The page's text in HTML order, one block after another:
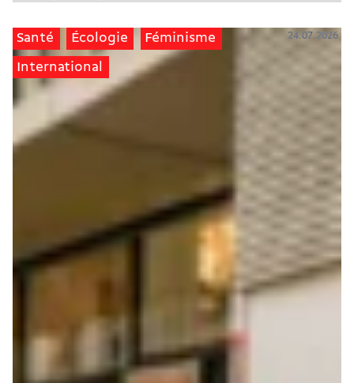
Santé Écologie Féminisme
International
24.07.2026